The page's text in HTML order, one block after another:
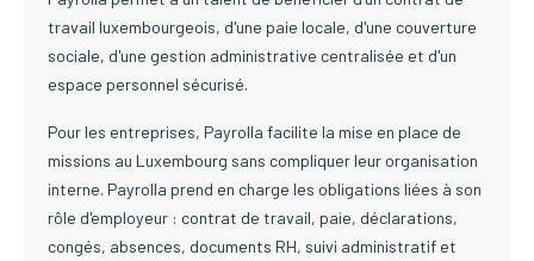
travail luxembourgeois, d'une paie locale, d'une couverture
sociale, d'une gestion administrative centralisée et d'un
espace personnel sécurisé.
Pour les entreprises, Payrolla facilite la mise en place de
missions au Luxembourg sans compliquer leur organisation
interne. Payrolla prend en charge les obligations liées à son
rôle d'employeur : contrat de travail, paie, déclarations,
congés, absences, documents RH, suivi administratif et